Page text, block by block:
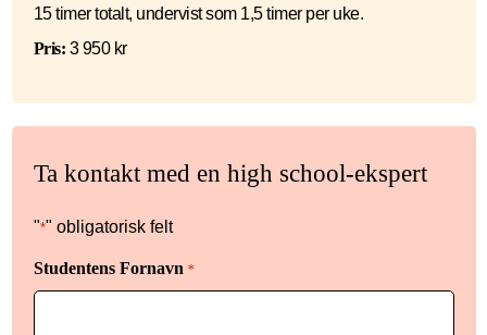
15 timer totalt, undervist som 1,5 timer per uke.
Pris: 3 950 kr
Ta kontakt med en high school-ekspert
"*" obligatorisk felt
Studentens Fornavn *